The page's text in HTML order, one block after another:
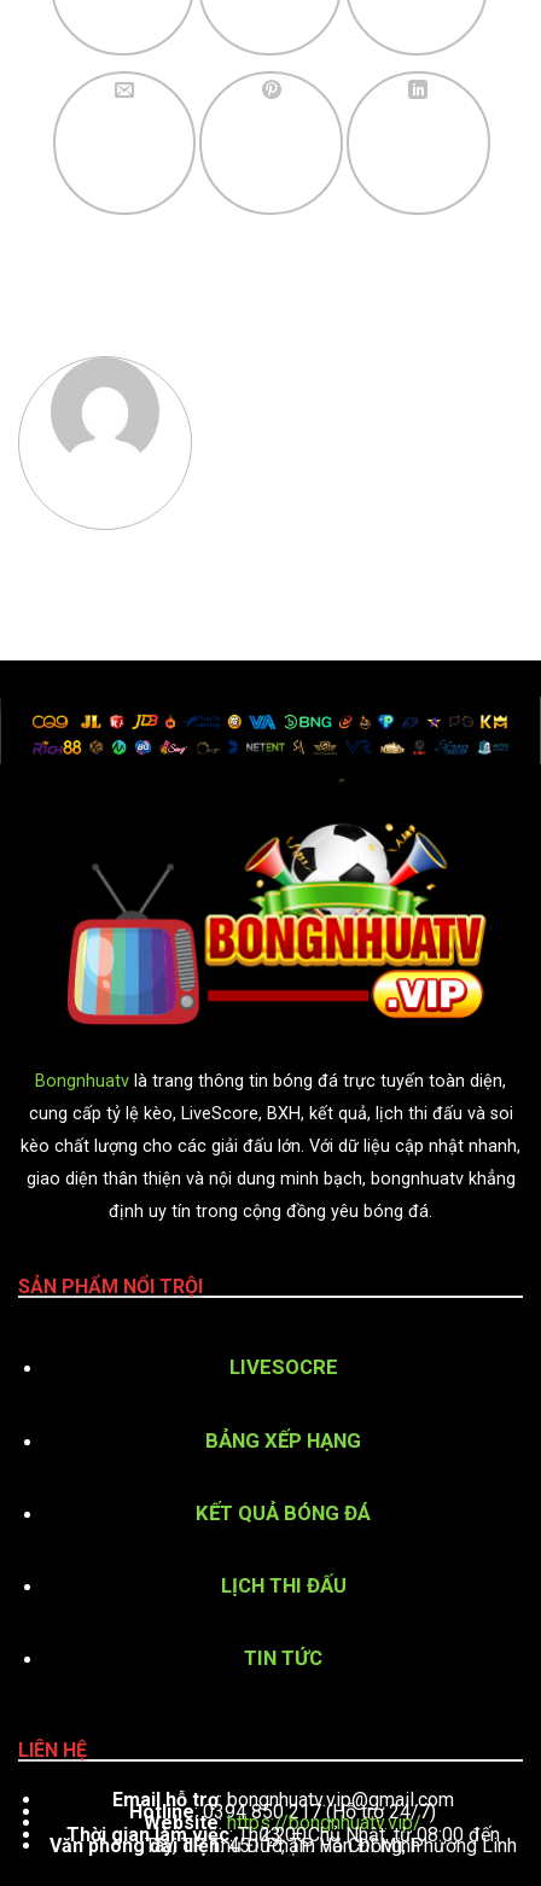
Bongnhuatv là trang thông tin bóng đá trực tuyến toàn diện,
cung cấp tỷ lệ kèo, LiveScore, BXH, kết quả, lịch thi đấu và soi
kèo chất lượng cho các giải đấu lớn. Với dữ liệu cập nhật nhanh,
giao diện thân thiện và nội dung minh bạch, bongnhuatv khẳng
định uy tín trong cộng đồng yêu bóng đá.
SẢN PHẨM NỔI TRỘI
LIVESOCRE
BẢNG XẾP HẠNG
KẾT QUẢ BÓNG ĐÁ
LỊCH THI ĐẤU
TIN TỨC
LIÊN HỆ
Email hỗ trợ:bongnhuatv.vip@gmail.com
Hotline: 0394 850 217 (Hỗ trợ 24/7)
Website:https://bongnhuatv.vip/
Thời gian làm việc : Thứ 2 – Chủ Nhật, từ 08:00 đến 23:00
Văn phòng đại diện: 451 Phạm Văn Đồng, Phường Linh Tây, TP. Thủ Đức, TP. Hồ Chí Minh